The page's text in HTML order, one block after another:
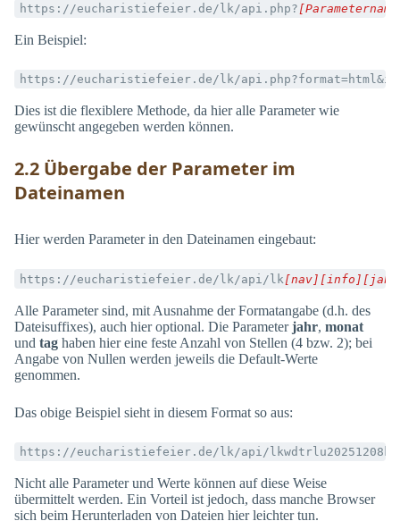
https://eucharistiefeier.de/lk/api.php?
Ein Beispiel:
https://eucharistiefeier.de/lk/
Dies ist die flexiblere Methode, da hier alle Parameter wie
gewünscht angegeben werden können.
2.2 Übergabe der Parameter im
Dateinamen
Hier werden Parameter in den Dateinamen eingebaut:
https://eucharistiefeier.de/lk/api/lk
Alle Parameter sind, mit Ausnahme der Formatangabe (d.h. des
Dateisuffixes), auch hier optional. Die Parameterjahr, monat
und tag haben hier eine feste Anzahl von Stellen (4 bzw. 2); bei
Angabe von Nullen werden jeweils die Default-Werte
genommen.
Das obige Beispiel sieht in diesem Format so aus:
https://eucharistiefeier.de/lk/api/
Nicht alle Parameter und Werte können auf diese Weise
übermittelt werden. Ein Vorteil ist jedoch, dass manche Browser
sich beim Herunterladen von Dateien hier leichter tun.